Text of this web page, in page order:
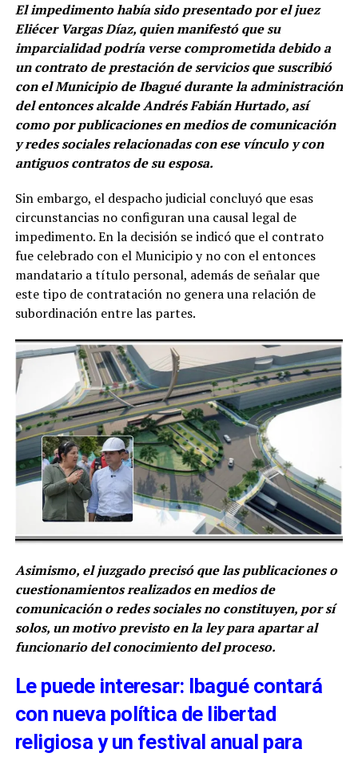
El impedimento había sido presentado por el juez
Eliécer Vargas Díaz, quien manifestó que su
imparcialidad podría verse comprometida debido a
un contrato de prestación de servicios que suscribió
con el Municipio de Ibagué durante la administración
del entonces alcalde Andrés Fabián Hurtado, así
como por publicaciones en medios de comunicación
y redes sociales relacionadas con ese vínculo y con
antiguos contratos de su esposa.
Sin embargo, el despacho judicial concluyó que esas
circunstancias no configuran una causal legal de
impedimento. En la decisión se indicó que el contrato
fue celebrado con el Municipio y no con el entonces
mandatario a título personal, además de señalar que
este tipo de contratación no genera una relación de
subordinación entre las partes.
Asimismo, el juzgado precisó que las publicaciones o
cuestionamientos realizados en medios de
comunicación o redes sociales no constituyen, por sí
solos, un motivo previsto en la ley para apartar al
funcionario del conocimiento del proceso.
Le puede interesar: Ibagué contará
con nueva política de libertad
religiosa y un festival anual para